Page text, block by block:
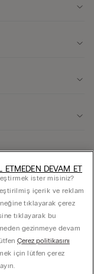
di Villafranca (VR),
ister misiniz?
içerik ve reklam
tıklayarak çerez
tıklayarak bu
gezinmeye devam
Çerez politikasını
için lütfen çerez
ETMEDEN DEVAM ET